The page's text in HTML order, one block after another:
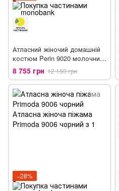
Атласний жіночий домашній
костюм Perin 9020 молочний
(6 шт.)
8 755 грн 12 160 грн
−28%